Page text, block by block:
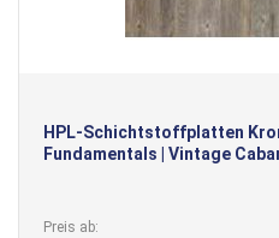
HPL-Schichtstoffplatten
Fundamentals | Vintage
Preis ab